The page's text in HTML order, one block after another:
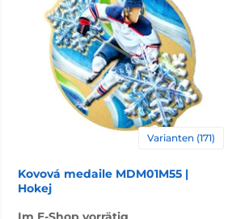
Varianten (171)
Kovová medaile MDM01M55 |
Hokej